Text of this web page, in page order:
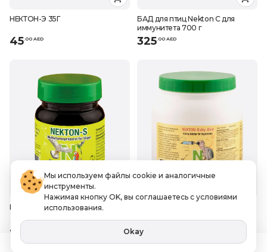
НЕКТОН-Э 35Г
45 00 AED
БАД для птиц Nekton С для
иммунитета 700 г
325 00 AED
Нектон С 35Г
45 135
Мы используем файлы cookie и аналогичные
инструменты.
Нажимая кнопку OK, вы соглашаетесь с условиями
использования.
Okay